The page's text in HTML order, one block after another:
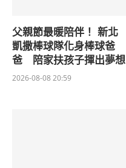
父親節最暖陪伴！ 新北
凱撒棒球隊化身棒球爸
爸 陪家扶孩子揮出夢想
2026-08-08 20:59